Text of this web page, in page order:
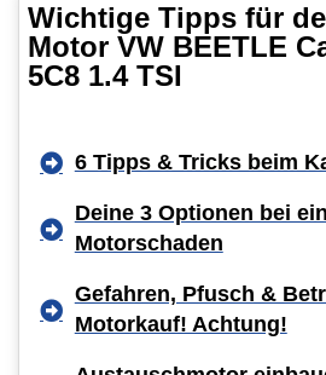
Wichtige Tipps für
Motor VW BEETLE
5C8 1.4 TSI
6 Tipps & Tricks beim
Deine 3 Optionen bei
Motorschaden
Gefahren, Pfusch &
Motorkauf! Achtung!